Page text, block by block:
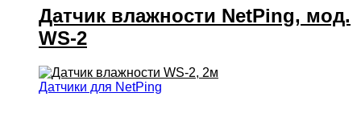
Датчик влажности NetPing, мод.
WS-2
Датчики для NetPing